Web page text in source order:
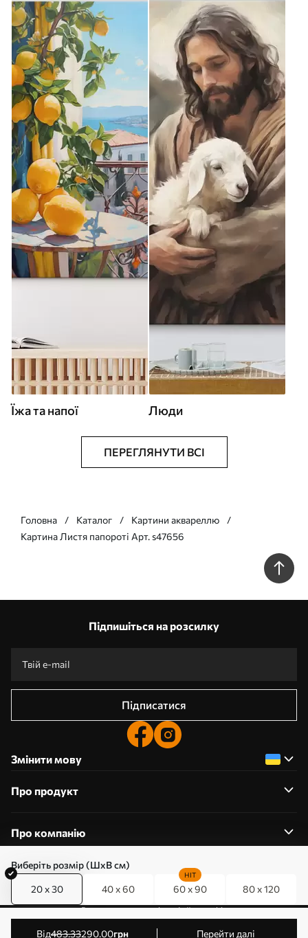
Виберіть розмір (ШхВ см)
20 x 30 40 x 60 60 x 90
HIT
80 x 120
від483.33290.00грн Перейти далі
Їжа та напої Люди
ПЕРЕГЛЯНУТИ ВСІ
Головна Каталог
Картини аквареллю
Картина Листя папороті Арт. s47656
Підпишіться на розсилку
Підписатися
Змінити мову
Про продукт
Про компанію
0800357223
Редагування дозволів на файли cookie
© 2011-2026 Art-holst. Усі права захищені. Власник: